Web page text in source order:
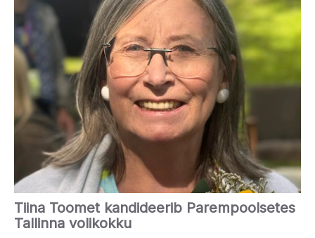
Tiina Toomet kandideerib Parempoolsetes
Tallinna volikokku